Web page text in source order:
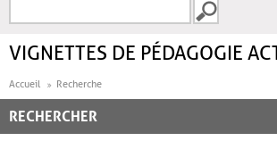
FORMULAIRE DE
VIGNETTES DE PÉDAGOGIE
Accueil Recherche
RECHERCHER